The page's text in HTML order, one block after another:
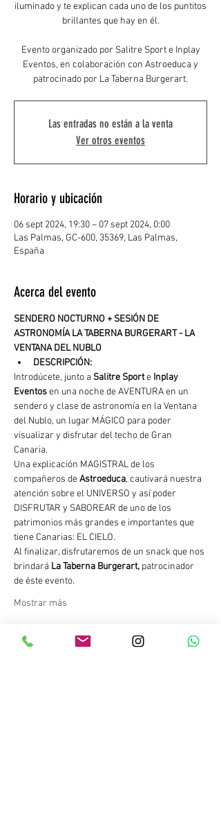
iluminado y te explican cada uno de los puntitos
brillantes que hay en él.
Evento organizado por Salitre Sport e Inplay
Eventos, en colaboración con Astroeduca y
patrocinado por La Taberna Burgerart.
Las entradas no están a la venta
Ver otros eventos
Horario y ubicación
06 sept 2024, 19:30 – 07 sept 2024, 0:00
Las Palmas, GC-600, 35369, Las Palmas,
España
Acerca del evento
SENDERO NOCTURNO + SESIÓN DE
ASTRONOMÍA LA TABERNA BURGERART - LA
VENTANA DEL NUBLO
DESCRIPCIÓN:
Introdúcete, junto a Salitre Sport e Inplay
Eventos en una noche de AVENTURA en un
sendero y clase de astronomía en la Ventana
del Nublo, un lugar MÁGICO para poder
visualizar y disfrutar del techo de Gran
Canaria.
Una explicación MAGISTRAL de los
compañeros de Astroeduca, cautivará nuestra
atención sobre el UNIVERSO y así poder
DISFRUTAR y SABOREAR de uno de los
patrimonios más grandes e importantes que
tiene Canarias: EL CIELO.
Al finalizar, disfrutaremos de un snack que nos
brindará La Taberna Burgerart, patrocinador
de éste evento.
Mostrar más